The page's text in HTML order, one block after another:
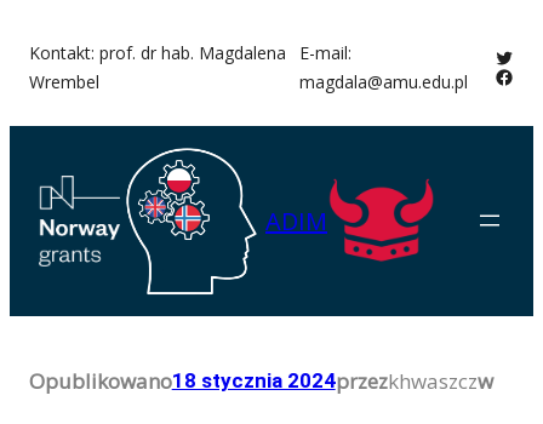
do
treści
Kontakt: prof. dr hab. Magdalena
Wrembel
E-mail:
magdala@amu.edu.pl
ADIM
Opublikowano18 stycznia 2024przezkhwaszczw